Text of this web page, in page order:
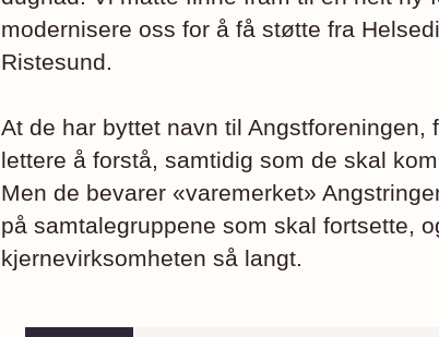
modernisere oss for å få støtte fra
Ristesund.
At de har byttet navn til Angstforeningen,
lettere å forstå, samtidig som de skal
Men de bevarer «varemerket»
på samtalegruppene som skal fortsette,
kjernevirksomheten så langt.